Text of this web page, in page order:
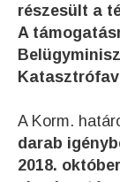
részesült a
A
A Korm.
darab
2018.